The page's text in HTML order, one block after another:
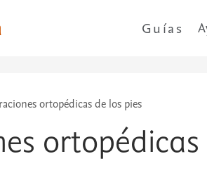
Guías
ortopédicas de los pies
ortopédicas